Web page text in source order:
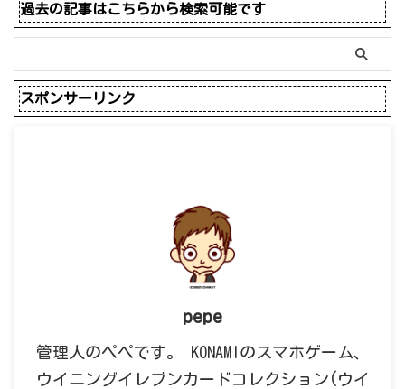
過去の記事はこちらから検索可能です
スポンサーリンク
pepe
管理人のペペです。 KONAMIのスマホゲーム、
ウイニングイレブンカードコレクション(ウイ